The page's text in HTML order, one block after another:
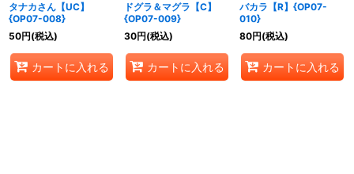
タナカさん【UC】
{OP07-008}
50円(税込)
カートに入れる
ドグラ＆マグラ【C】
{OP07-009}
30円(税込)
カートに入れる
バカラ【R】{OP07-
010}
80円(税込)
カートに入れる